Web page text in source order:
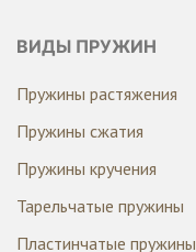
ВИДЫ ПРУЖИН
Пружины растяжения
Пружины сжатия
Пружины кручения
Тарельчатые пружины
Пластинчатые пружины